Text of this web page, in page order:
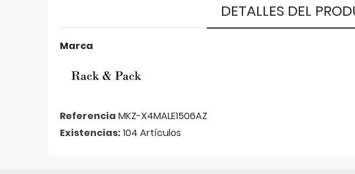
DETALLES DEL
Marca
Referencia MKZ-X4MALE1506AZ
Existencias: 104 Artículos